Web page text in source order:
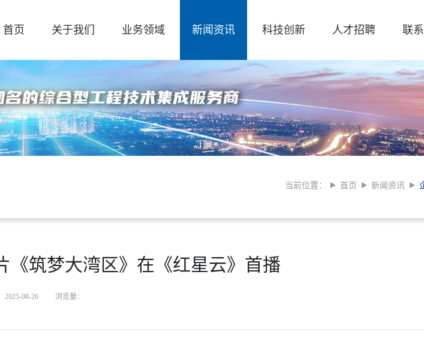
首页 关于我们 业务领域 新闻资讯 科技创新 人才招聘 联
当前位置： 首页 新闻资讯
《筑梦大湾区》在《红星云》首播
2025-08-26 浏览量：